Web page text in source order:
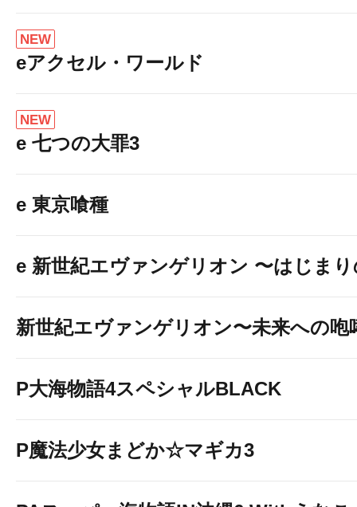
NEW
eアクセル・ワールド
NEW
e 七つの大罪3
e 東京喰種
e 新世紀エヴァンゲリオン 〜はじま
新世紀エヴァンゲリオン〜未来への咆
P大海物語4スペシャルBLACK
P魔法少女まどか☆マギカ3